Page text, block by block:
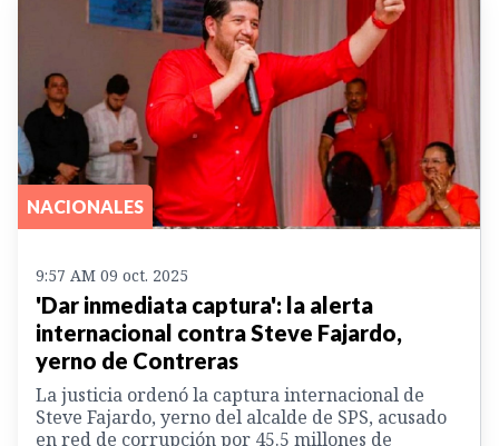
NACIONALES
9:57 AM 09 oct. 2025
'Dar inmediata captura': la alerta
internacional contra Steve Fajardo,
yerno de Contreras
La justicia ordenó la captura internacional de
Steve Fajardo, yerno del alcalde de SPS, acusado
en red de corrupción por 45.5 millones de